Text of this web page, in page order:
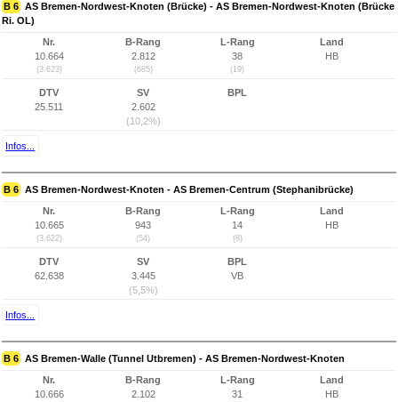
B 6 AS Bremen-Nordwest-Knoten (Brücke) - AS Bremen-Nordwest-Knoten (Brücke
Ri. OL)
Nr.
10.664
(3.623)
B-Rang
2.812
(685)
L-Rang
38
(19)
Land
HB
DTV
25.511
SV
2.602
(10,2%)
BPL
Infos...
B 6 AS Bremen-Nordwest-Knoten - AS Bremen-Centrum (Stephanibrücke)
Nr.
10.665
(3.622)
B-Rang
943
(54)
L-Rang
14
(8)
Land
HB
DTV
62.638
SV
3.445
(5,5%)
BPL
VB
Infos...
B 6 AS Bremen-Walle (Tunnel Utbremen) - AS Bremen-Nordwest-Knoten
Nr.
10.666
B-Rang
2.102
L-Rang
31
Land
HB